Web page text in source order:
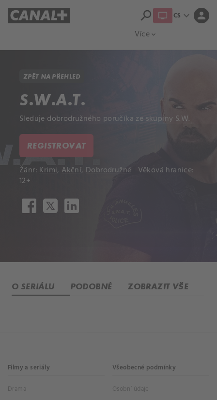
Více expand_more
search CS expand_more person
ZPĚT NA PŘEHLED
S.W.A.T.
Sleduje dobrodružného poručíka ze skupiny S.W.
REGISTROVAT
Žánr:Krimi,Akční,Dobrodružné Věková hranice:
12+
O SERIÁLU PODOBNÉ ZOBRAZIT VŠE
Filmy a seriály
Drama
Všeobecné podmínky
Osobní údaje